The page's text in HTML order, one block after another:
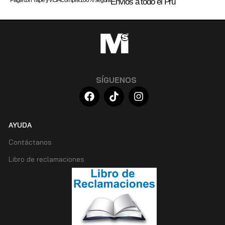
SÍGUENOS
AYUDA
Contáctanos
Libro de reclamaciones